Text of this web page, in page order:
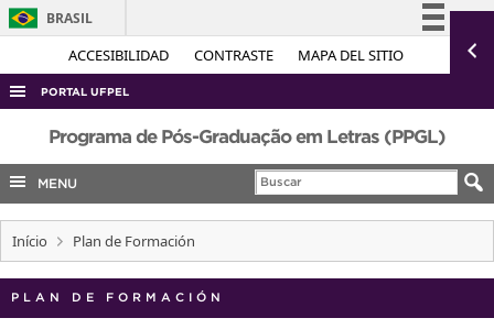
ACCESIBILIDAD CONTRASTE MAPA DEL SITIO
BRASIL
Simplifique!
Acesso à informação
Canais
PORTAL UFPEL
ACESSO À INFORMAÇÃO
AUDITORIA
COBALTO
CONCURSOS
EDITAIS
INTERNACIONAL
Programa de Pós-Graduação em Letras (PPGL)
MENU
Início Plan de Formación
PLAN DE FORMACIÓN